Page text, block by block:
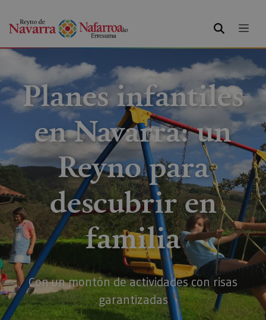
BUSCAR
Planes infantiles
en Navarra: un
Reyno para
descubrir en
familia
Con un montón de actividades con risas
garantizadas